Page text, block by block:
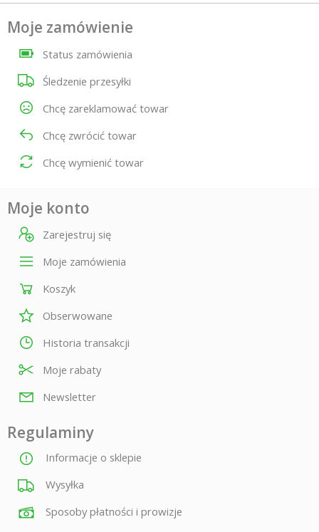
Moje zamówienie
Status zamówienia
Śledzenie przesyłki
Chcę zareklamować towar
Chcę zwrócić towar
Chcę wymienić towar
Moje konto
Zarejestruj się
Moje zamówienia
Koszyk
Obserwowane
Historia transakcji
Moje rabaty
Newsletter
Regulaminy
Informacje o sklepie
Wysyłka
Sposoby płatności i prowizje